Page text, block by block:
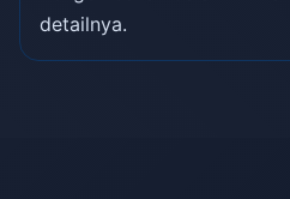
detailnya.